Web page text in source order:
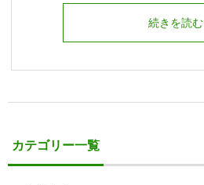
続きを読む
カテゴリー一覧